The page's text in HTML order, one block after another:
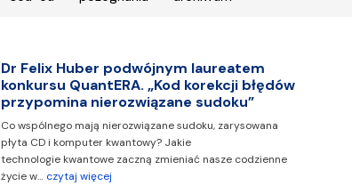
Dr Felix Huber podwójnym laureatem
konkursu QuantERA. „Kod korekcji błędów
przypomina nierozwiązane sudoku”
Co wspólnego mają nierozwiązane sudoku, zarysowana
płyta CD i komputer kwantowy? Jakie
technologie kwantowe zaczną zmieniać nasze codzienne
życie w… czytaj więcej